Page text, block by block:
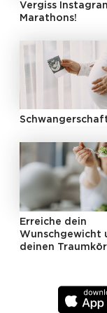
Vergiss
Marathons!
Erreiche dein
Wunschgewicht
deinen